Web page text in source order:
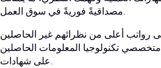
مصداقيةً فوريةً في سوق العمل.
أعلى من نظرائهم غير الحاصلين
تكنولوجيا المعلومات الحاصلين
على شهادات.